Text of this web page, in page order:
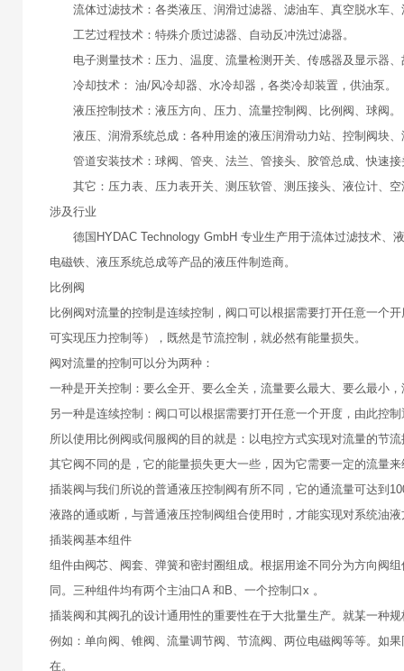
流体过滤技术：各类液压、润滑过滤器、滤油车、真空脱水车
工艺过程技术：特殊介质过滤器、自动反冲洗过滤器。
电子测量技术：压力、温度、流量检测开关、传感器及显示器
冷却技术： 油/风冷却器、水冷却器，各类冷却装置，供油泵。
液压控制技术：液压方向、压力、流量控制阀、比例阀、球阀。
液压、润滑系统总成：各种用途的液压润滑动力站、控制阀块
管道安装技术：球阀、管夹、法兰、管接头、胶管总成、快速
其它：压力表、压力表开关、测压软管、测压接头、液位计、
涉及行业
德国HYDAC Technology GmbH 专业生产用于流体过滤技术、
电磁铁、液压系统总成等产品的液压件制造商。
比例阀
比例阀对流量的控制是连续控制，阀口可以根据需要打开任意一个
可实现压力控制等），既然是节流控制，就必然有能量损失。
阀对流量的控制可以分为两种：
一种是开关控制：要么全开、要么全关，流量要么最大、要么最小
另一种是连续控制：阀口可以根据需要打开任意一个开度，由此控
所以使用比例阀或伺服阀的目的就是：以电控方式实现对流量的节
其它阀不同的是，它的能量损失更大一些，因为它需要一定的流量
插装阀与我们所说的普通液压控制阀有所不同，它的通流量可达到
液路的通或断，与普通液压控制阀组合使用时，才能实现对系统油
插装阀基本组件
组件由阀芯、阀套、弹簧和密封圈组成。根据用途不同分为方向阀
同。三种组件均有两个主油口A 和B、一个控制口x 。
插装阀和其阀孔的设计通用性的重要性在于大批量生产。就某一种
例如：单向阀、锥阀、流量调节阀、节流阀、两位电磁阀等等。如
在。